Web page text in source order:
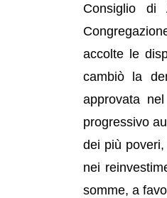
Consiglio di
accolte le
cambiò la
approvata
progressivo
dei più
nei
somme, a